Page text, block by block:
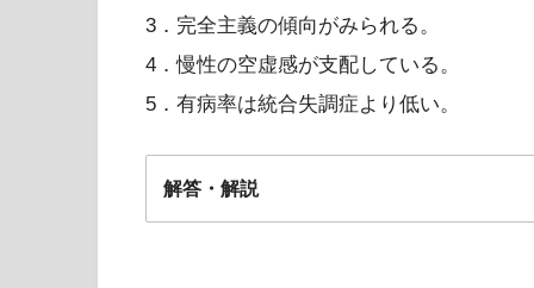
3．完全主義の傾向がみられる。
4．慢性の空虚感が支配している。
5．有病率は統合失調症より低い。
解答・解説